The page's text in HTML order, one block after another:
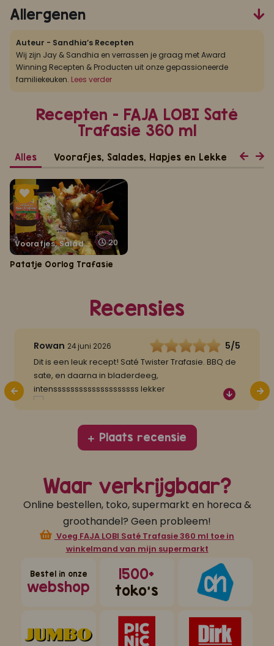
Allergenen
Auteur - Sandhia’s Recepten
Wij zijn Jay & Sandhia en verrassen je graag met Award
Winning Recepten & Producten uit onze gepassioneerde
familiekeuken. Lees verder
Recepten - FAJA LOBI Saté
Trafasie 360 ml
Alles Voorafjes, Salades, Hapjes en Lekkernijen
Voorafjes, Salades, Hapjes en Lekkernijen 20
Patatje Oorlog Trafasie
Recensies
Rowan 24 juni 2026 5/5
Dit is een leuk recept! Saté Twister Trafasie. BBQ de
sate, en daarna in bladerdeeg,
intenssssssssssssssssssss lekker
Plaats recensie
Waar verkrijgbaar?
Online bestellen, toko, supermarkt en horeca &
groothandel? Geen probleem!
Voeg FAJA LOBI Saté Trafasie 360 ml toe in
winkelmand van mijn supermarkt
Bestel in onze
webshop
1500+
toko's